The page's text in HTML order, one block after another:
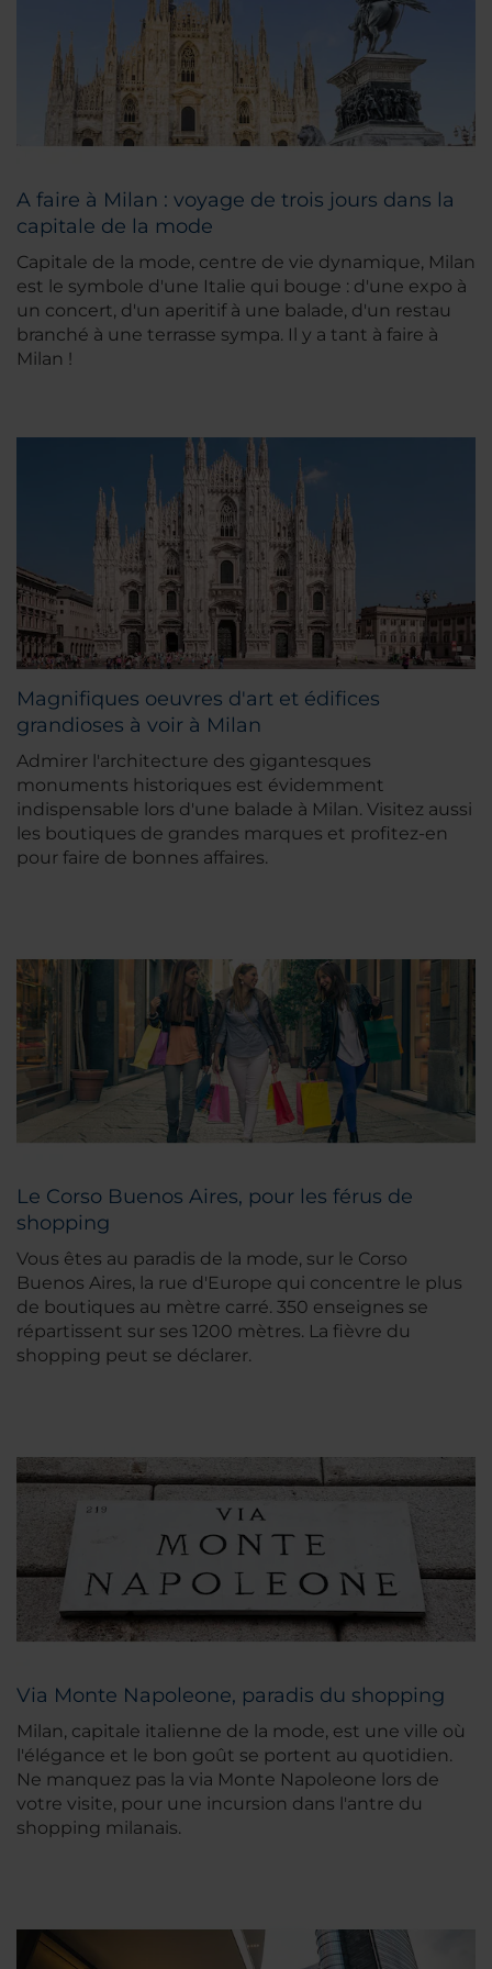
A faire à Milan : voyage de trois jours dans la
capitale de la mode
Capitale de la mode, centre de vie dynamique, Milan
est le symbole d'une Italie qui bouge : d'une expo à
un concert, d'un aperitif à une balade, d'un restau
branché à une terrasse sympa. Il y a tant à faire à
Milan !
Magnifiques oeuvres d'art et édifices
grandioses à voir à Milan
Admirer l'architecture des gigantesques
monuments historiques est évidemment
indispensable lors d'une balade à Milan. Visitez aussi
les boutiques de grandes marques et profitez-en
pour faire de bonnes affaires.
Le Corso Buenos Aires, pour les férus de
shopping
Vous êtes au paradis de la mode, sur le Corso
Buenos Aires, la rue d'Europe qui concentre le plus
de boutiques au mètre carré. 350 enseignes se
répartissent sur ses 1200 mètres. La fièvre du
shopping peut se déclarer.
Via Monte Napoleone, paradis du shopping
Milan, capitale italienne de la mode, est une ville où
l'élégance et le bon goût se portent au quotidien.
Ne manquez pas la via Monte Napoleone lors de
votre visite, pour une incursion dans l'antre du
shopping milanais.